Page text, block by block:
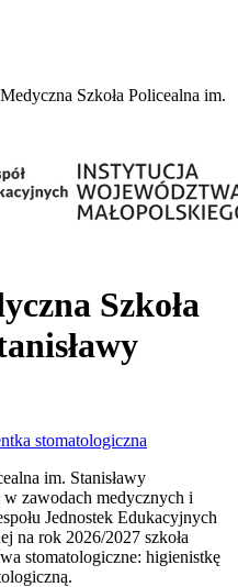
Szkoła Policealna im.
Szkoła
stomatologiczna
im. Stanisławy
zawodach medycznych i
Jednostek Edukacyjnych
na rok 2026/2027 szkoła
stomatologiczne: higienistkę